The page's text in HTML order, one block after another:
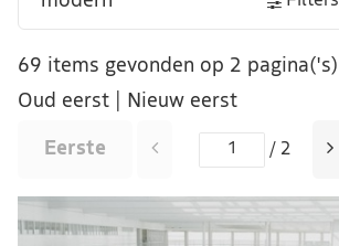
69 items gevonden op 2 pagina('s)
Oud eerst
Nieuw eerst
Eerste / 2